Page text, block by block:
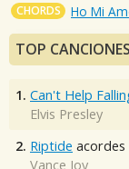
CHORDS Ho Mi
TOP
1. Can't Help
Elvis Presley
2. Riptide acordes
Vance Joy